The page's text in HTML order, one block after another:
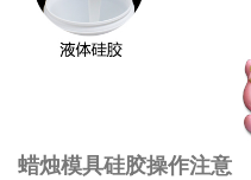
蜡烛模具硅胶操作注意